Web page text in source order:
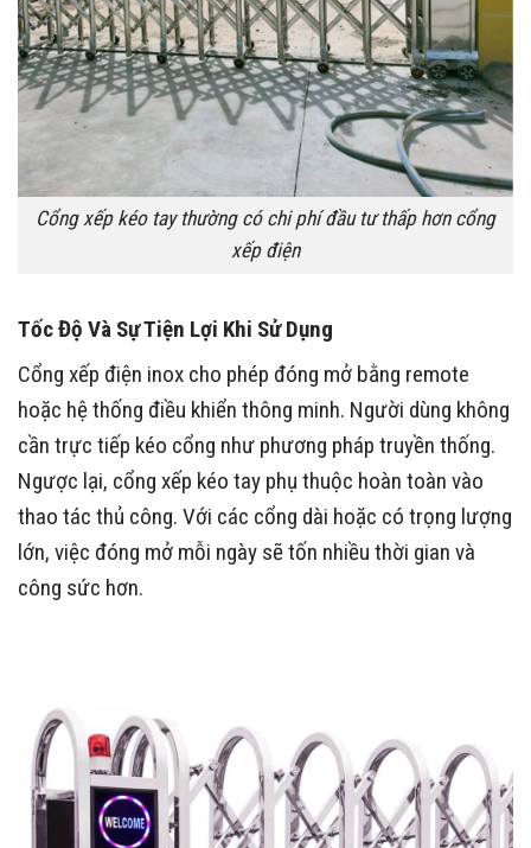
Cổng xếp kéo tay thường có chi phí đầu tư thấp hơn cổng
xếp điện
Tốc Độ Và Sự Tiện Lợi Khi Sử Dụng
Cổng xếp điện inox cho phép đóng mở bằng remote
hoặc hệ thống điều khiển thông minh. Người dùng không
cần trực tiếp kéo cổng như phương pháp truyền thống.
Ngược lại, cổng xếp kéo tay phụ thuộc hoàn toàn vào
thao tác thủ công. Với các cổng dài hoặc có trọng lượng
lớn, việc đóng mở mỗi ngày sẽ tốn nhiều thời gian và
công sức hơn.